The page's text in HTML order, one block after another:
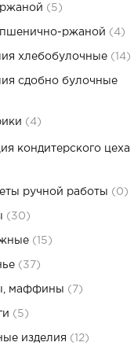
(5)
ржаной (4)
хлебобулочные (14)
сдобно булочные
(4)
кондитерского цеха
ручной работы (0)
(30)
(15)
(37)
маффины (7)
(5)
изделия (12)